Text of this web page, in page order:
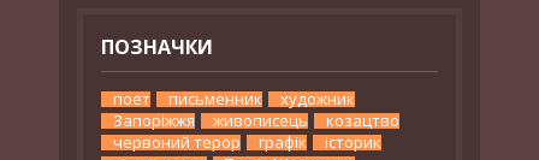
ПОЗНАЧКИ
поет письменник
художник
Запоріжжя
живописець
козацтво
червоний терор
графік
історик